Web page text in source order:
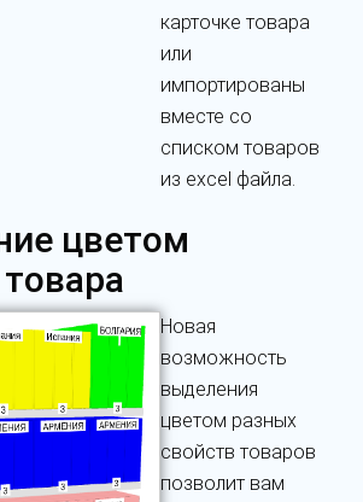
карточке товара
или
импортированы
вместе со
списком товаров
из excel файла.
цветом
Новая
возможность
выделения
цветом разных
свойств товаров
позволит вам